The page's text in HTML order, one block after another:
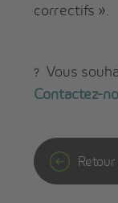
correctifs ».
? Vous
Contactez-